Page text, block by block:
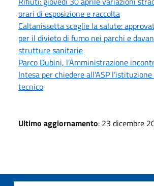
orari di esposizione e raccolta
Caltanissetta sceglie la salute:
per il divieto di fumo nei parchi e
strutture sanitarie
Parco Dubini, l’Amministrazione
Intesa per chiedere all’ASP
tecnico
Ultimo aggiornamento: 23 dicembre